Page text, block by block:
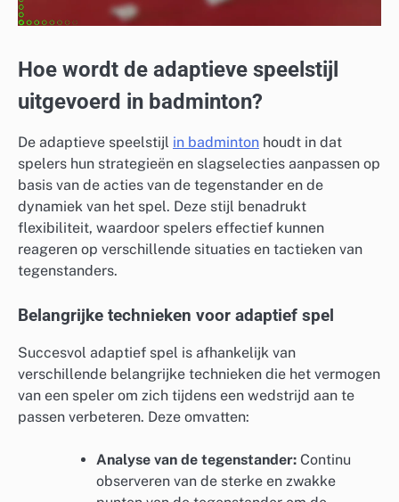
Hoe wordt de adaptieve speelstijl
uitgevoerd in badminton?
De adaptieve speelstijl in badminton houdt in dat
spelers hun strategieën en slagselecties aanpassen op
basis van de acties van de tegenstander en de
dynamiek van het spel. Deze stijl benadrukt
flexibiliteit, waardoor spelers effectief kunnen
reageren op verschillende situaties en tactieken van
tegenstanders.
Belangrijke technieken voor adaptief spel
Succesvol adaptief spel is afhankelijk van
verschillende belangrijke technieken die het vermogen
van een speler om zich tijdens een wedstrijd aan te
passen verbeteren. Deze omvatten:
Analyse van de tegenstander: Continu
observeren van de sterke en zwakke